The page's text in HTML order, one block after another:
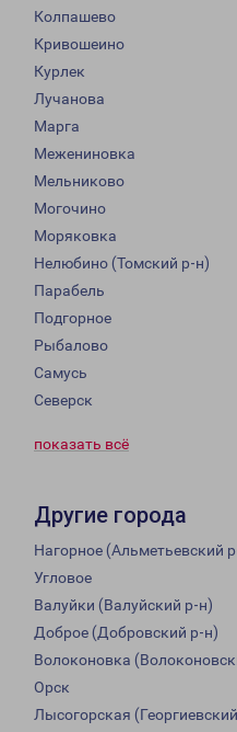
Колпашево
Кривошеино
Курлек
Лучанова
Марга
Межениновка
Мельниково
Могочино
Моряковка
Нелюбино (Томский р-н)
Парабель
Подгорное
Рыбалово
Самусь
Северск
показать всё
Другие города
Нагорное (Альметьевский
Угловое
Валуйки (Валуйский р-н)
Доброе (Добровский р-н)
Волоконовка
Орск
Лысогорская